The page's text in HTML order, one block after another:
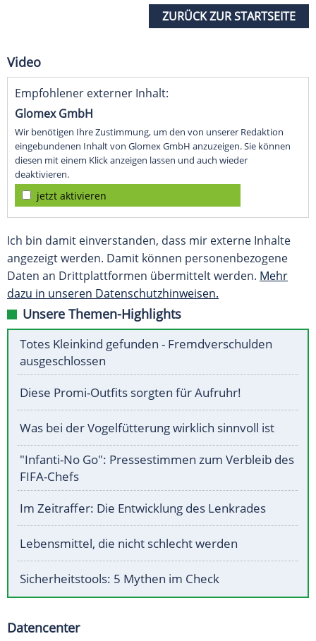
ZURÜCK ZUR STARTSEITE
Video
Empfohlener externer Inhalt:
Glomex GmbH
Wir benötigen Ihre Zustimmung, um den von unserer Redaktion
eingebundenen Inhalt von Glomex GmbH anzuzeigen. Sie können
diesen mit einem Klick anzeigen lassen und auch wieder
deaktivieren.
jetzt aktivieren
Ich bin damit einverstanden, dass mir externe Inhalte
angezeigt werden. Damit können personenbezogene
Daten an Drittplattformen übermittelt werden. Mehr
dazu in unseren Datenschutzhinweisen.
Unsere Themen-Highlights
Totes Kleinkind gefunden - Fremdverschulden
ausgeschlossen
Diese Promi-Outfits sorgten für Aufruhr!
Was bei der Vogelfütterung wirklich sinnvoll ist
"Infanti-No Go": Pressestimmen zum Verbleib des
FIFA-Chefs
Im Zeitraffer: Die Entwicklung des Lenkrades
Lebensmittel, die nicht schlecht werden
Sicherheitstools: 5 Mythen im Check
Datencenter